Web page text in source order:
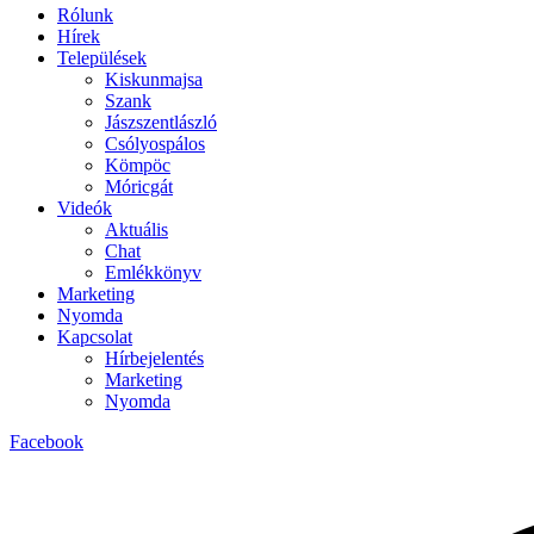
Rólunk
Hírek
Települések
Kiskunmajsa
Szank
Jászszentlászló
Csólyospálos
Kömpöc
Móricgát
Videók
Aktuális
Chat
Emlékkönyv
Marketing
Nyomda
Kapcsolat
Hírbejelentés
Marketing
Nyomda
Facebook